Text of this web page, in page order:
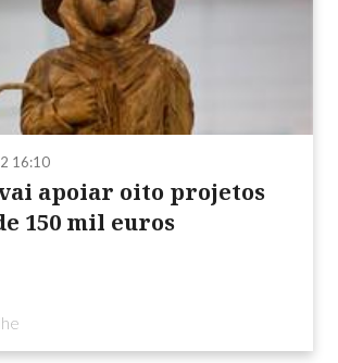
16:10
apoiar oito projetos
150 mil euros